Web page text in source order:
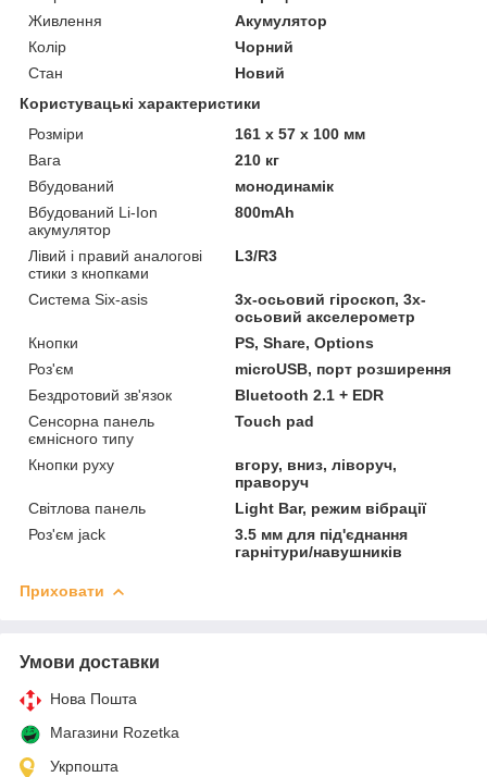
Живлення
Акумулятор
Колір
Чорний
Стан
Новий
Користувацькі характеристики
Розміри
161 x 57 x 100 мм
Вага
210 кг
Вбудований
монодинамік
Вбудований Li-Ion
акумулятор
800mAh
Лівий і правий аналогові
стики з кнопками
L3/R3
Система Six-asis
3x-осьовий гіроскоп, 3x-
осьовий акселерометр
Кнопки
PS, Share, Options
Роз'єм
microUSB, порт розширення
Бездротовий зв'язок
Bluetooth 2.1 + EDR
Сенсорна панель
ємнісного типу
Touch pad
Кнопки руху
вгору, вниз, ліворуч,
праворуч
Світлова панель
Light Bar, режим вібрації
Роз'єм jack
3.5 мм для під'єднання
гарнітури/навушників
Приховати
Умови доставки
Нова Пошта
Магазини Rozetka
Укрпошта